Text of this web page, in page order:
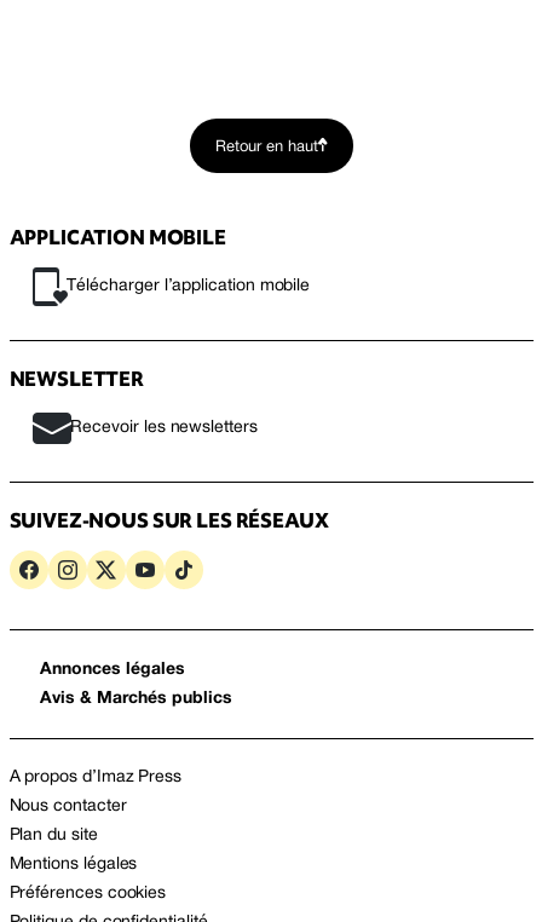
Retour en haut
APPLICATION MOBILE
Télécharger l’application mobile
NEWSLETTER
Recevoir les newsletters
SUIVEZ-NOUS SUR LES RÉSEAUX
Annonces légales
Avis & Marchés publics
A propos d’Imaz Press
Nous contacter
Plan du site
Mentions légales
Préférences cookies